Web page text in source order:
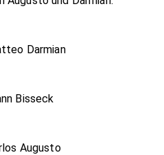
Darmian
Bisseck
Augusto